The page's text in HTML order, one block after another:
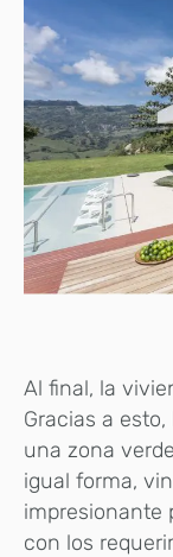
Al final, la
Gracias a
una zona
igual forma,
impresionante
con los